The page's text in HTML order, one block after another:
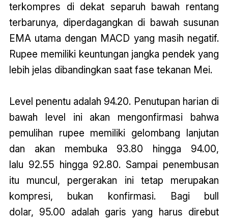
terkompres di dekat separuh bawah rentang
terbarunya, diperdagangkan di bawah susunan
EMA utama dengan MACD yang masih negatif.
Rupee memiliki keuntungan jangka pendek yang
lebih jelas dibandingkan saat fase tekanan Mei.
Level penentu adalah 94.20. Penutupan harian di
bawah level ini akan mengonfirmasi bahwa
pemulihan rupee memiliki gelombang lanjutan
dan akan membuka 93.80 hingga 94.00,
lalu 92.55 hingga 92.80. Sampai penembusan
itu muncul, pergerakan ini tetap merupakan
kompresi, bukan konfirmasi. Bagi bull
dolar, 95.00 adalah garis yang harus direbut